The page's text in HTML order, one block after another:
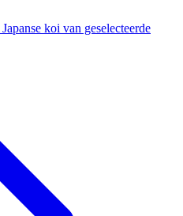
Japanse koi van geselecteerde